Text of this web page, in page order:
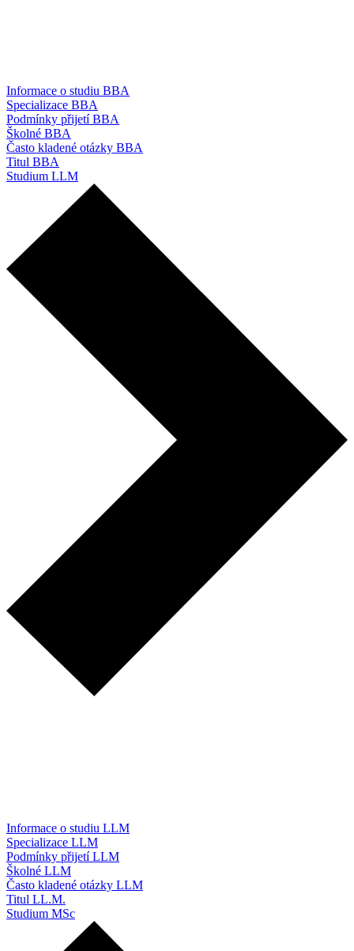
Informace o studiu BBA
Specializace BBA
Podmínky přijetí BBA
Školné BBA
Často kladené otázky BBA
Titul BBA
Studium LLM
Informace o studiu LLM
Specializace LLM
Podmínky přijetí LLM
Školné LLM
Často kladené otázky LLM
Titul LL.M.
Studium MSc